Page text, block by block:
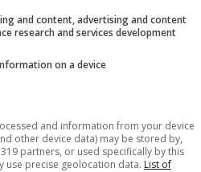
la resurrezione con
che però non è mai
il protagonista della
and content, advertising and content
research and services development
on a device
and information from your device
other device data) may be stored by,
partners, or used specifically by this
use precise geolocation data. List of